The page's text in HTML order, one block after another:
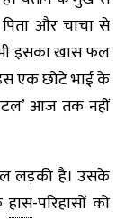
और चाचा से
इसका खास फल
एक छोटे भाई के
आज तक नहीं
लड़की है। उसके
हास-परिहासों को